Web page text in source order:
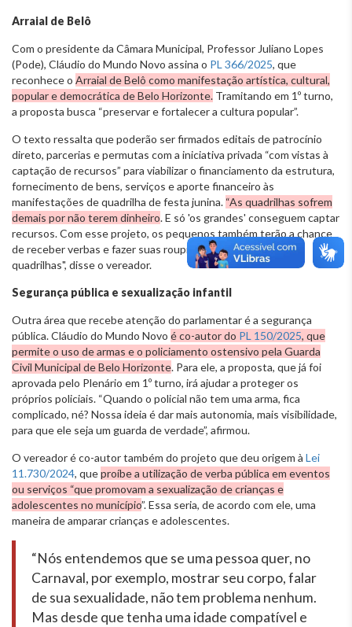
Arraial de Belô
Com o presidente da Câmara Municipal, Professor Juliano Lopes
(Pode), Cláudio do Mundo Novo assina o PL 366/2025, que
reconhece o Arraial de Belô como manifestação artística, cultural,
popular e democrática de Belo Horizonte. Tramitando em 1º turno,
a proposta busca “preservar e fortalecer a cultura popular”.
O texto ressalta que poderão ser firmados editais de patrocínio
direto, parcerias e permutas com a iniciativa privada “com vistas à
captação de recursos” para viabilizar o financiamento da estrutura,
fornecimento de bens, serviços e aporte financeiro às
manifestações de quadrilha de festa junina. “As quadrilhas sofrem
demais por não terem dinheiro. E só 'os grandes' conseguem captar
recursos. Com esse projeto, os pequenos também terão a chance
de receber verbas e fazer suas roupinhas, organizar suas
quadrilhas", disse o vereador.
Segurança pública e sexualização infantil
Outra área que recebe atenção do parlamentar é a segurança
pública. Cláudio do Mundo Novo é co-autor do PL 150/2025, que
permite o uso de armas e o policiamento ostensivo pela Guarda
Civil Municipal de Belo Horizonte. Para ele, a proposta, que já foi
aprovada pelo Plenário em 1º turno, irá ajudar a proteger os
próprios policiais. “Quando o policial não tem uma arma, fica
complicado, né? Nossa ideia é dar mais autonomia, mais visibilidade,
para que ele seja um guarda de verdade”, afirmou.
O vereador é co-autor também do projeto que deu origem à Lei
11.730/2024, queproíbe a utilização de verba pública em eventos
ou serviços “que promovam a sexualização de crianças e
adolescentes no município”. Essa seria, de acordo com ele, uma
maneira de amparar crianças e adolescentes.
“Nós entendemos que se uma pessoa quer, no
Carnaval, por exemplo, mostrar seu corpo, falar
de sua sexualidade, não tem problema nenhum.
Mas desde que tenha uma idade compatível e